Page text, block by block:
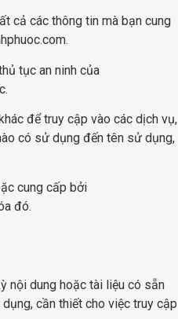
cả các thông tin mà bạn cung
tục an ninh của
để truy cập vào các dịch vụ,
có sử dụng đến tên sử dụng,
cung cấp bởi
đó.
nội dung hoặc tài liệu có sẵn
cần thiết cho việc truy cập